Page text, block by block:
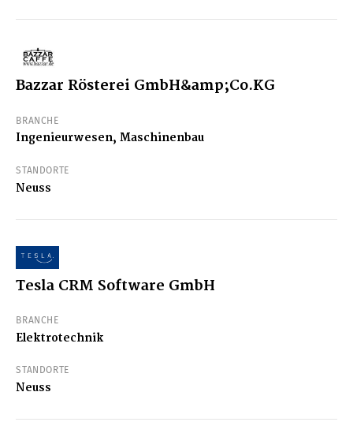
Bazzar Rösterei GmbH&amp;Co.KG
BRANCHE
Ingenieurwesen, Maschinenbau
STANDORTE
Neuss
Tesla CRM Software GmbH
BRANCHE
Elektrotechnik
STANDORTE
Neuss